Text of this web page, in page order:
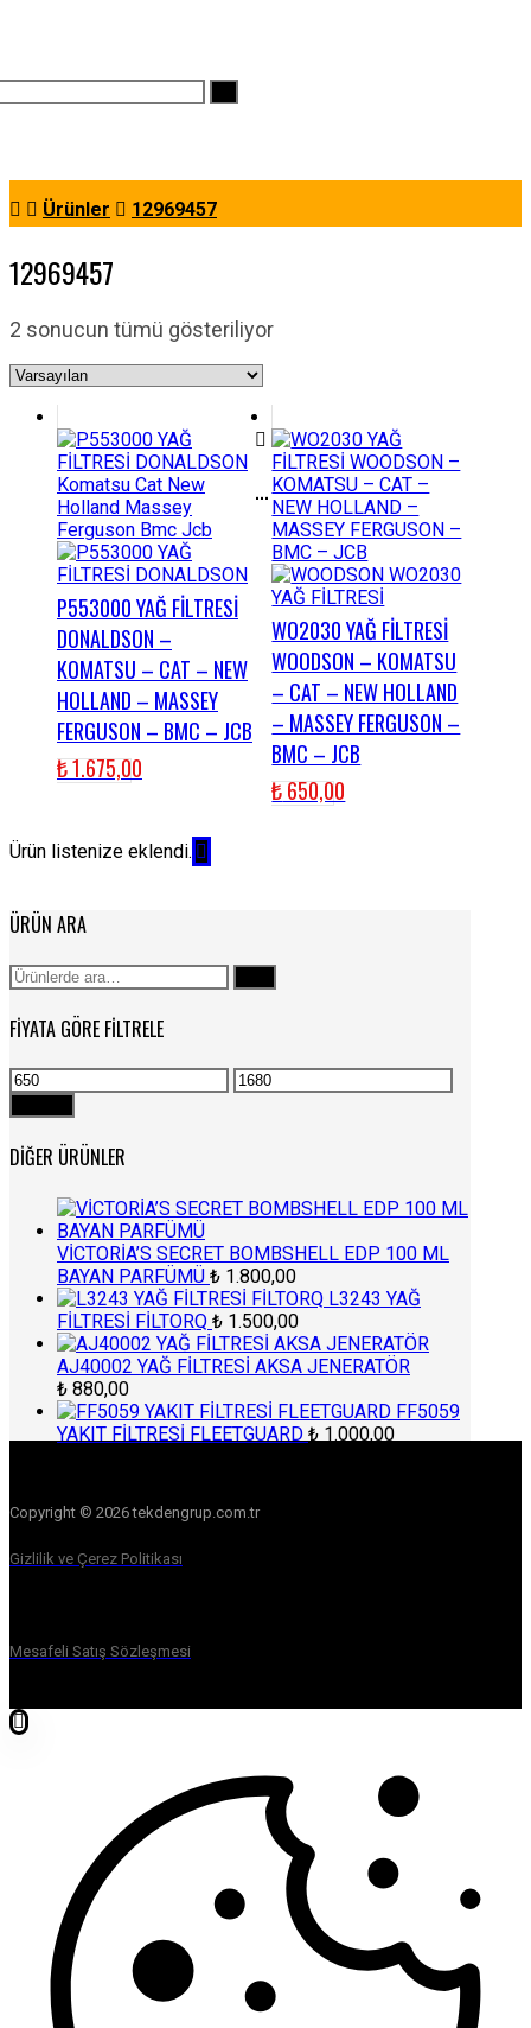
Ürünler 12969457
12969457
2 sonucun tümü gösteriliyor
P553000 YAĞ FİLTRESİ
DONALDSON –
KOMATSU – CAT – NEW
HOLLAND – MASSEY
FERGUSON – BMC – JCB
₺1.675,00
WO2030 YAĞ FİLTRESİ
WOODSON – KOMATSU
– CAT – NEW HOLLAND
– MASSEY FERGUSON –
BMC – JCB
₺650,00
...
Ürün listenize eklendi.
ÜRÜN ARA
Ara:
FIYATA GÖRE FILTRELE
En
düşük
fiyat
En
DIĞER ÜRÜNLER
VİCTORİA’S SECRET BOMBSHELL EDP 100 ML
BAYAN PARFÜMÜ ₺ 1.800,00
L3243 YAĞ
FİLTRESİ FİLTORQ ₺ 1.500,00
AJ40002 YAĞ FİLTRESİ AKSA JENERATÖR
₺ 880,00
FF5059
YAKIT FİLTRESİ FLEETGUARD ₺ 1.000,00
Copyright © 2026 tekdengrup.com.tr
Gizlilik ve Çerez Politikası
Mesafeli Satış Sözleşmesi